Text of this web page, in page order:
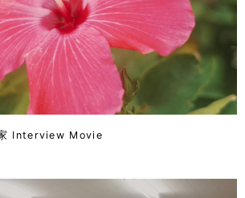
Interview Movie